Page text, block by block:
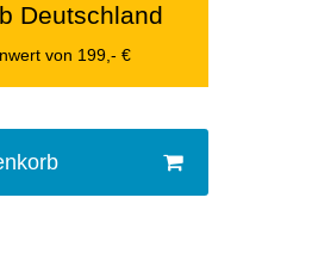
Deutschland
von 199,- €